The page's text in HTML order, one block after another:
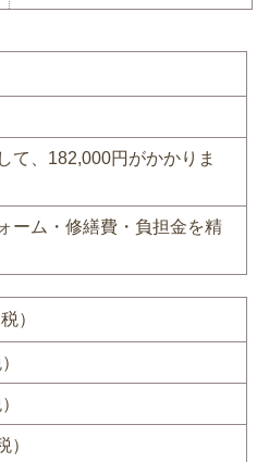
て、182,000円がかかりま
ーム・修繕費・負担金を精
）
）